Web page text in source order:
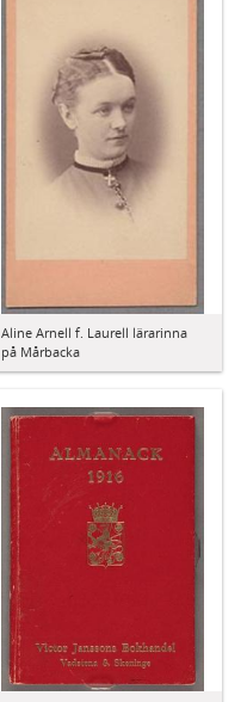
Aline Arnell f. Laurell lärarinna
på Mårbacka